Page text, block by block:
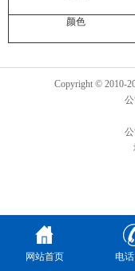
颜色
Copyright © 2010-
网站首页 电